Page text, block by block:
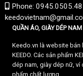
Phone:
QUẦN ÁO, GIÀY DÉP
Keedo.vn là website bán
KEEDO. Các sản phẩm
dép nam, giày dép nữ, ví
phẩm chất lượng.